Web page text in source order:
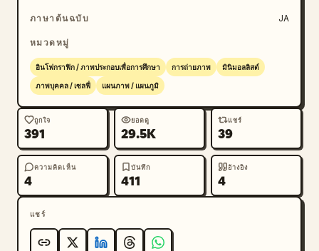
ภาษาต้นฉบับ JA
หมวดหมู่
อินโฟกราฟิก / ภาพประกอบเพื่อการศึกษา การถ่ายภาพ มินิมอลลิสต์
ภาพบุคคล / เซลฟี่ แผนภาพ / แผนภูมิ
ถูกใจ
391
ยอดดู
29.5K
แชร์
39
ความคิดเห็น
4
บันทึก
411
อ้างอิง
4
แชร์